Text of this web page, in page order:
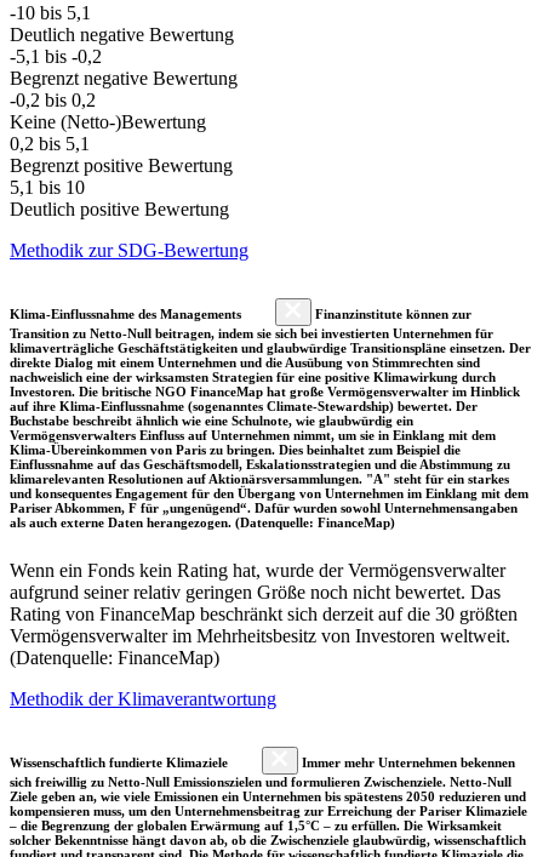
-10 bis 5,1
Deutlich negative Bewertung
-5,1 bis -0,2
Begrenzt negative Bewertung
-0,2 bis 0,2
Keine (Netto-)Bewertung
0,2 bis 5,1
Begrenzt positive Bewertung
5,1 bis 10
Deutlich positive Bewertung
Methodik zur SDG-Bewertung
Klima-Einflussnahme des Managements
Finanzinstitute können zur
Transition zu Netto-Null beitragen, indem sie sich bei investierten Unternehmen für
klimaverträgliche Geschäftstätigkeiten und glaubwürdige Transitionspläne einsetzen. Der
direkte Dialog mit einem Unternehmen und die Ausübung von Stimmrechten sind
nachweislich eine der wirksamsten Strategien für eine positive Klimawirkung durch
Investoren. Die britische NGO FinanceMap hat große Vermögensverwalter im Hinblick
auf ihre Klima-Einflussnahme (sogenanntes Climate-Stewardship) bewertet. Der
Buchstabe beschreibt ähnlich wie eine Schulnote, wie glaubwürdig ein
Vermögensverwalters Einfluss auf Unternehmen nimmt, um sie in Einklang mit dem
Klima-Übereinkommen von Paris zu bringen. Dies beinhaltet zum Beispiel die
Einflussnahme auf das Geschäftsmodell, Eskalationsstrategien und die Abstimmung zu
klimarelevanten Resolutionen auf Aktionärsversammlungen. "A" steht für ein starkes
und konsequentes Engagement für den Übergang von Unternehmen im Einklang mit dem
Pariser Abkommen, F für „ungenügend“. Dafür wurden sowohl Unternehmensangaben
als auch externe Daten herangezogen. (Datenquelle: FinanceMap)
Wenn ein Fonds kein Rating hat, wurde der Vermögensverwalter
aufgrund seiner relativ geringen Größe noch nicht bewertet. Das
Rating von FinanceMap beschränkt sich derzeit auf die 30 größten
Vermögensverwalter im Mehrheitsbesitz von Investoren weltweit.
(Datenquelle: FinanceMap)
Methodik der Klimaverantwortung
Wissenschaftlich fundierte Klimaziele
Immer mehr Unternehmen bekennen
sich freiwillig zu Netto-Null Emissionszielen und formulieren Zwischenziele. Netto-Null
Ziele geben an, wie viele Emissionen ein Unternehmen bis spätestens 2050 reduzieren und
kompensieren muss, um den Unternehmensbeitrag zur Erreichung der Pariser Klimaziele
– die Begrenzung der globalen Erwärmung auf 1,5°C – zu erfüllen. Die Wirksamkeit
solcher Bekenntnisse hängt davon ab, ob die Zwischenziele glaubwürdig, wissenschaftlich